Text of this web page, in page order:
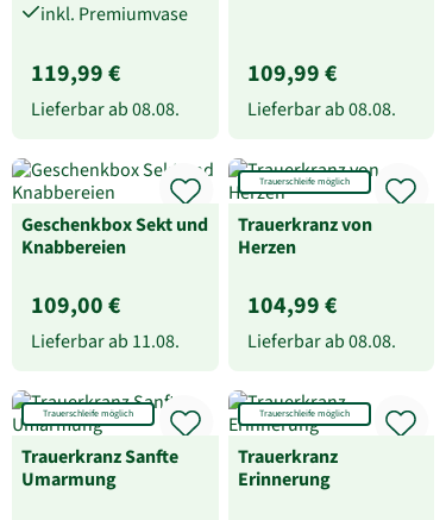
inkl. Premiumvase
119,99 €
Lieferbar ab08.08.
109,99 €
Lieferbar ab08.08.
Geschenkbox Sekt und
Knabbereien
109,00 €
Lieferbar ab 11.08.
Trauerschleife möglich
Trauerkranz von
Herzen
104,99 €
Lieferbar ab08.08.
Trauerschleife möglich
Trauerkranz Sanfte
Umarmung
Trauerschleife möglich
Trauerkranz
Erinnerung